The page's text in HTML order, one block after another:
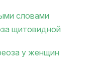
словами
щитовидной
у женщин